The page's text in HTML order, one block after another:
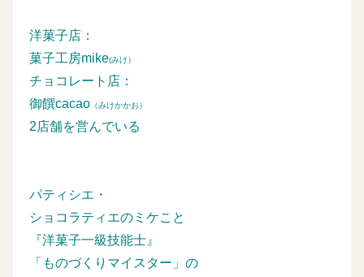
洋菓子店：
菓子工房mike(みけ）
チョコレート店：
御饌cacao （みけかかお）
2店舗を営んでいる
パティシエ・
ショコラティエのミケこと
『洋菓子一級技能士』
「ものづくりマイスター」の